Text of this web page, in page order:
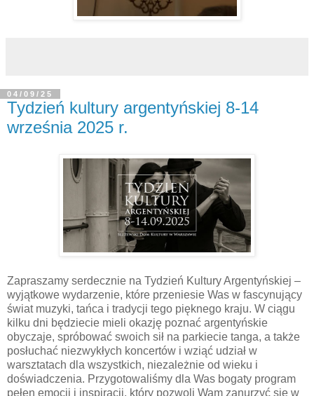
04/09/25
Tydzień kultury argentyńskiej 8-14
września 2025 r.
Zapraszamy serdecznie na Tydzień Kultury Argentyńskiej –
wyjątkowe wydarzenie, które przeniesie Was w fascynujący
świat muzyki, tańca i tradycji tego pięknego kraju. W ciągu
kilku dni będziecie mieli okazję poznać argentyńskie
obyczaje, spróbować swoich sił na parkiecie tanga, a także
posłuchać niezwykłych koncertów i wziąć udział w
warsztatach dla wszystkich, niezależnie od wieku i
doświadczenia. Przygotowaliśmy dla Was bogaty program
pełen emocji i inspiracji, który pozwoli Wam zanurzyć się w